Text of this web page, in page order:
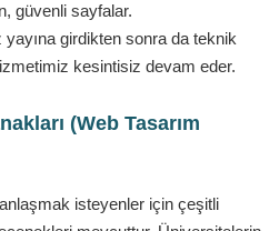
güvenli sayfalar.
yayına girdikten sonra da teknik
kesintisiz devam eder.
(Web Tasarım
isteyenler için çeşitli